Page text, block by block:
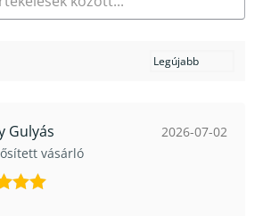
Gulyás
vásárló
2026-07-02